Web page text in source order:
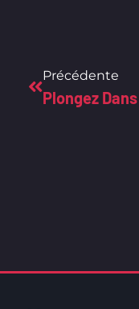
Précédente